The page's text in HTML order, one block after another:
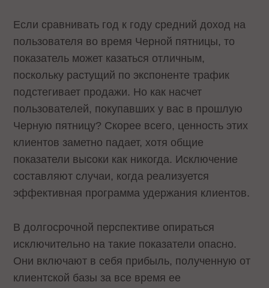
Если сравнивать год к году средний доход на
пользователя во время Черной пятницы, то
показатель может казаться отличным,
поскольку растущий по экспоненте трафик
подстегивает продажи. Но как насчет
пользователей, покупавших у вас в прошлую
Черную пятницу? Скорее всего, ценность этих
клиентов заметно падает, хотя общие
показатели высоки как никогда. Исключение
составляют случаи, когда реализуется
эффективная программа удержания клиентов.
В долгосрочной перспективе опираться
исключительно на такие показатели опасно.
Они включают в себя прибыль, полученную от
клиентской базы за все время ее